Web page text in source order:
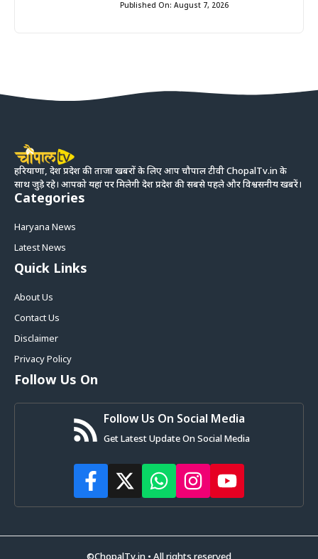
Published On: August 7, 2026
हरियाणा, देश प्रदेश की ताजा खबरों के लिए आप चौपाल टीवी ChopalTv.in के
साथ जुड़े रहे। आपको यहां पर मिलेगी देश प्रदेश की सबसे पहले और विश्वसनीय खबरें।
Categories
Haryana News
Latest News
Quick Links
About Us
Contact Us
Disclaimer
Privacy Policy
Follow Us On
Follow Us On Social Media
Get Latest Update On Social Media